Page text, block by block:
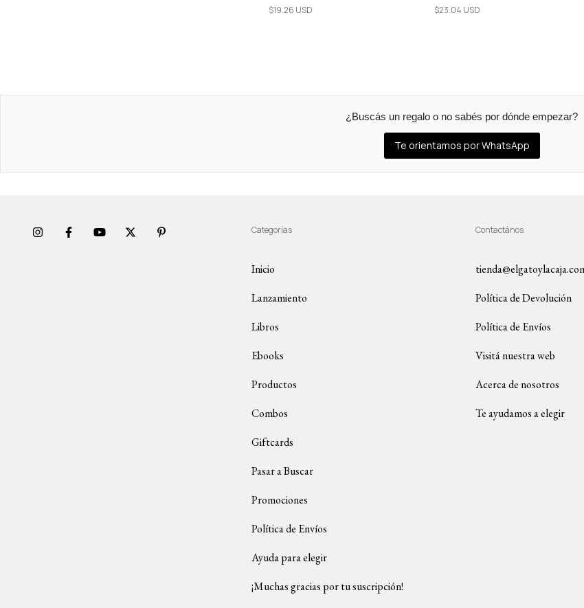
$19.26 USD $23.04 USD
¿Buscás un regalo o no sabés por dónde empezar?
Te orientamos por WhatsApp
Categorías
Inicio
Lanzamiento
Libros
Ebooks
Productos
Combos
Giftcards
Pasar a Buscar
Promociones
Política de Envíos
Ayuda para elegir
¡Muchas gracias por tu suscripción!
Contactános
Política de Devolución
Política de Envíos
Visitá nuestra web
Acerca de nosotros
Te ayudamos a elegir